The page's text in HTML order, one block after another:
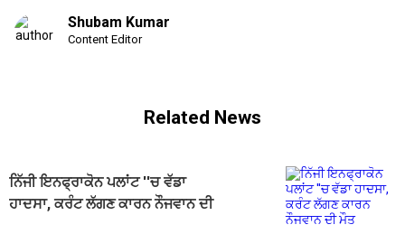
Shubam Kumar
Content Editor
Related News
ਨਿੱਜੀ ਇਨਫ੍ਰਾਕੋਨ ਪਲਾਂਟ ''ਚ ਵੱਡਾ
ਹਾਦਸਾ, ਕਰੰਟ ਲੱਗਣ ਕਾਰਨ ਨੌਜਵਾਨ ਦੀ